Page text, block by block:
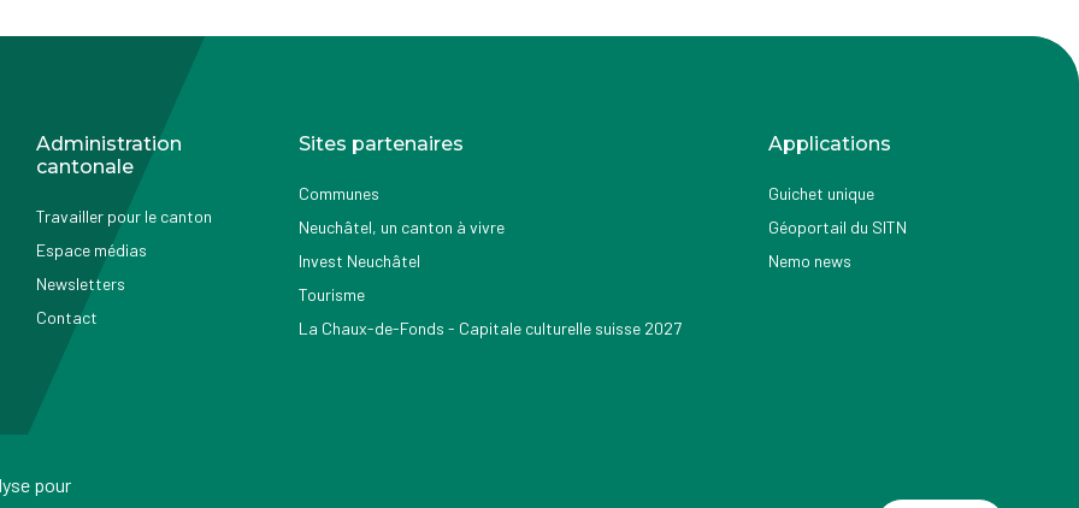
Administration
cantonale
Travailler pour le canton
Espace médias
Newsletters
Contact
Sites partenaires
Communes
Neuchâtel, un canton à vivre
Invest Neuchâtel
Tourisme
La Chaux-de-Fonds - Capitale culturelle suisse 2027
Applications
Guichet unique
Géoportail du SITN
Nemo news
pour